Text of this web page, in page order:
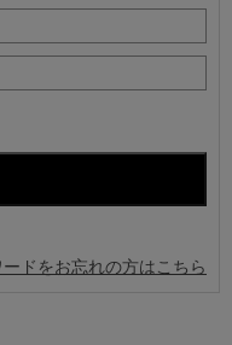
ードをお忘れの方はこちら